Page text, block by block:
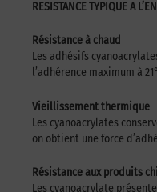
RESISTANCE TYPIQUE A
Résistance à chaud
Les adhésifs
l’adhérence maximum à
Vieillissement thermique
Les cyanoacrylates
on obtient une force
Résistance aux produits
Les cyanoacrylate